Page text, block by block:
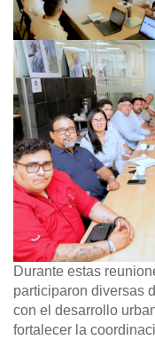
Durante estas
participaron diversas
con el desarrollo
fortalecer la